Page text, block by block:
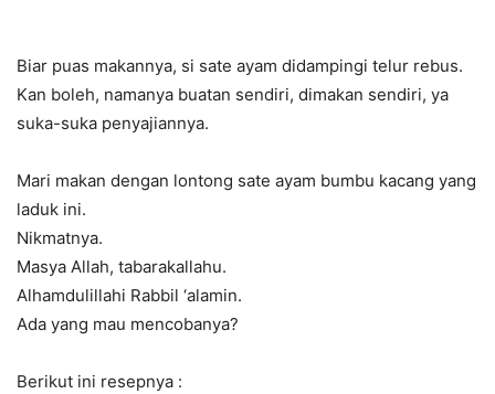
Biar puas makannya, si sate ayam didampingi telur rebus.
Kan boleh, namanya buatan sendiri, dimakan sendiri, ya
suka-suka penyajiannya.
Mari makan dengan lontong sate ayam bumbu kacang yang
laduk ini.
Nikmatnya.
Masya Allah, tabarakallahu.
Alhamdulillahi Rabbil ‘alamin.
Ada yang mau mencobanya?
Berikut ini resepnya :